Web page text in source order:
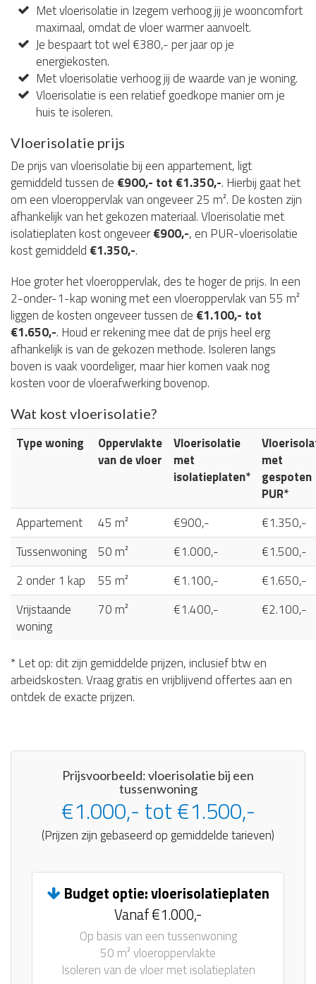
Met vloerisolatie in Izegem verhoog jij je wooncomfort
maximaal, omdat de vloer warmer aanvoelt.
Je bespaart tot wel €380,- per jaar op je
energiekosten.
Met vloerisolatie verhoog jij de waarde van je woning.
Vloerisolatie is een relatief goedkope manier om je
huis te isoleren.
Vloerisolatie prijs
De prijs van vloerisolatie bij een appartement, ligt
gemiddeld tussen de €900,- tot €1.350,-. Hierbij gaat het
om een vloeroppervlak van ongeveer 25 m². De kosten zijn
afhankelijk van het gekozen materiaal. Vloerisolatie met
isolatieplaten kost ongeveer€900,-, en PUR-vloerisolatie
kost gemiddeld €1.350,-.
Hoe groter het vloeroppervlak, des te hoger de prijs. In een
2-onder-1-kap woning met een vloeroppervlak van 55 m²
liggen de kosten ongeveer tussen de €1.100,- tot
€1.650,-. Houd er rekening mee dat de prijs heel erg
afhankelijk is van de gekozen methode. Isoleren langs
boven is vaak voordeliger, maar hier komen vaak nog
kosten voor de vloerafwerking bovenop.
Wat kost vloerisolatie?
Type woning
Oppervlakte
van de vloer
Vloerisolatie
met
isolatieplaten*
met
gespoten
PUR*
Appartement
45 m² €900,-
€1.350,-
Tussenwoning
50 m² €1.000,-
€1.500,-
2 onder 1 kap
55 m² €1.100,-
€1.650,-
Vrijstaande
woning
70 m² €1.400,- €2.100,-
* Let op: dit zijn gemiddelde prijzen, inclusief btw en
arbeidskosten. Vraag gratis en vrijblijvend offertes aan en
ontdek de exacte prijzen.
Prijsvoorbeeld: vloerisolatie bij een
tussenwoning
€1.000,- tot €1.500,-
(Prijzen zijn gebaseerd op gemiddelde tarieven)
Budget optie: vloerisolatieplaten
Vanaf €1.000,-
Op basis van een tussenwoning
50 m² vloeroppervlakte
Isoleren van de vloer met isolatieplaten